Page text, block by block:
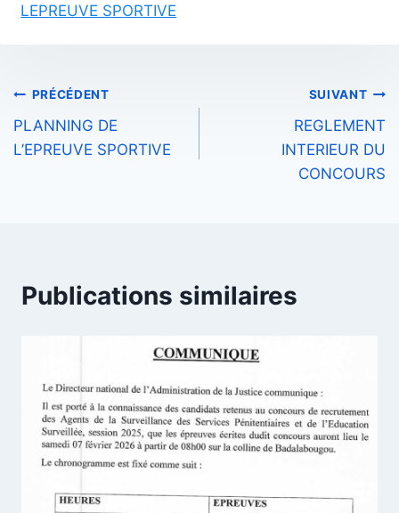
LEPREUVE SPORTIVE
Navigation
de
PRÉCÉDENT
PLANNING DE
L’EPREUVE SPORTIVE
SUIVANT
REGLEMENT
INTERIEUR DU
CONCOURS
Publications similaires